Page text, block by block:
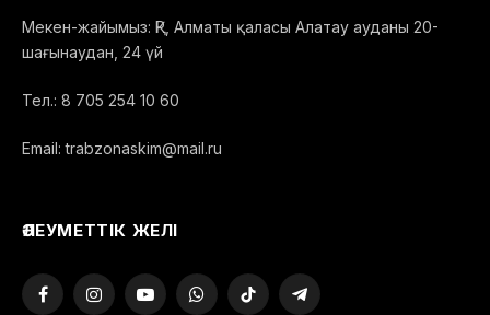
Мекен-жайымыз: ҚР, Алматы қаласы Алатау ауданы 20-
шағынаудан, 24 үй
Тел.: 8 705 254 10 60
Email: trabzonaskim@mail.ru
ӘЛЕУМЕТТІК ЖЕЛІ
FacebookInstagramYouTubeWhatsAppTikTok Telegram